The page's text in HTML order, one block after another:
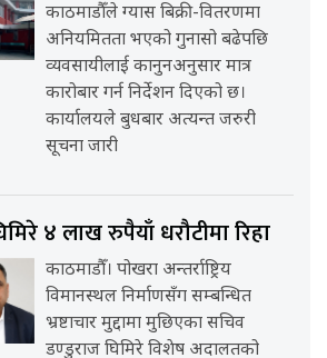
काठमाडौँले ग्यास बिक्री-वितरणमा
अनियमितता भएको गुनासो बढेपछि
व्यवसायीलाई कानुनअनुसार मात्र
कारोबार गर्न निर्देशन दिएको छ।
कार्यालयले बुधबार अत्यन्त जरुरी
सूचना जारी
४ लाख रुपैयाँ धरौटीमा रिहा
काठमाडौँ। पोखरा अन्तर्राष्ट्रिय
विमानस्थल निर्माणसँग सम्बन्धित
भ्रष्टाचार मुद्दामा मुछिएका सचिव
डण्डुराज घिमिरे विशेष अदालतको